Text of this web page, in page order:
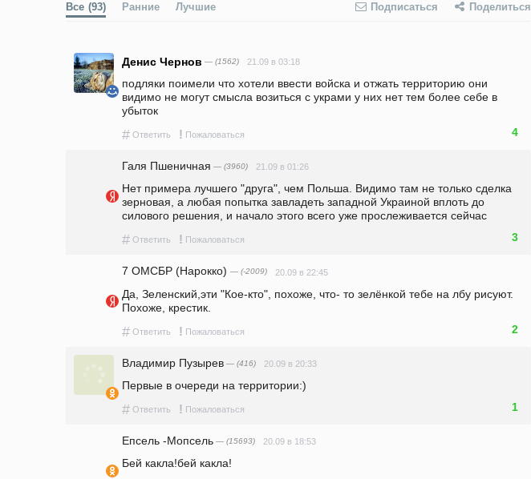
Все (93) Ранние Лучшие Подписаться Поделиться
Денис Чернов — (1562) 21.09 в 03:18
подляки поимели что хотели ввести войска и отжать территорию они
видимо не могут смысла возиться с украми у них нет тем более себе в
убыток
# Ответить ! Пожаловаться 4
Галя Пшеничная — (3960) 21.09 в 01:26
Нет примера лучшего "друга", чем Польша. Видимо там не только сделка
зерновая, а любая попытка завладеть западной Украиной вплоть до
силового решения, и начало этого всего уже прослеживается сейчас
# Ответить ! Пожаловаться 3
7 ОМСБР (Нарокко) — (-2009) 20.09 в 22:45
Да, Зеленский,эти "Кое-кто", похоже, что- то зелёнкой тебе на лбу рисуют.
Похоже, крестик.
# Ответить ! Пожаловаться 2
Владимир Пузырев — (416) 20.09 в 20:33
Первые в очереди на территории:)
# Ответить ! Пожаловаться 1
Епсель -Мопсель — (15693) 20.09 в 18:53
Бей какла!бей какла!